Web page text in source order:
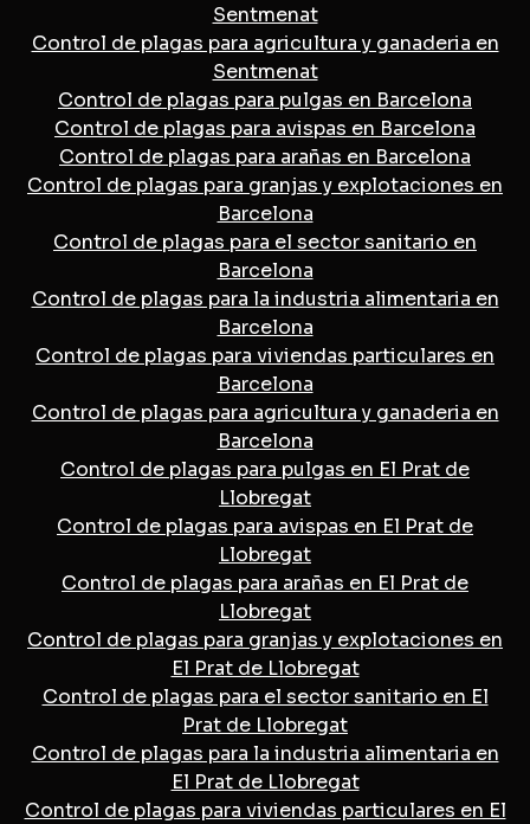
Sentmenat
Control de plagas para agricultura y ganaderia en
Sentmenat
Control de plagas para pulgas en Barcelona
Control de plagas para avispas en Barcelona
Control de plagas para arañas en Barcelona
Control de plagas para granjas y explotaciones en
Barcelona
Control de plagas para el sector sanitario en
Barcelona
Control de plagas para la industria alimentaria en
Barcelona
Control de plagas para viviendas particulares en
Barcelona
Control de plagas para agricultura y ganaderia en
Barcelona
Control de plagas para pulgas en El Prat de
Llobregat
Control de plagas para avispas en El Prat de
Llobregat
Control de plagas para arañas en El Prat de
Llobregat
Control de plagas para granjas y explotaciones en
El Prat de Llobregat
Control de plagas para el sector sanitario en El
Prat de Llobregat
Control de plagas para la industria alimentaria en
El Prat de Llobregat
Control de plagas para viviendas particulares en El